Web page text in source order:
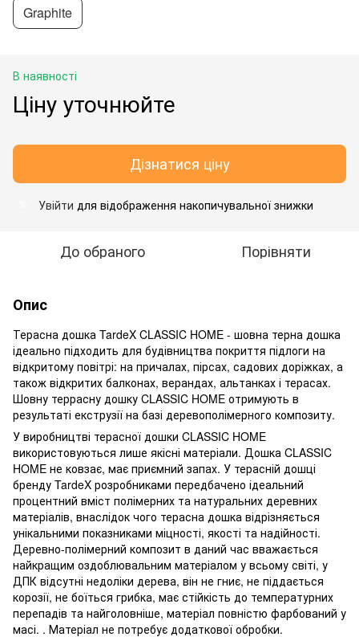
Graphite
В наявності
Ціну уточнюйте
Дізнатися ціну
Увійти для відображення накопичувальної знижки
До обраного Порівняти
Опис
Терасна дошка TardeX CLASSIC HOME - шовна терна дошка
ідеально підходить для будівництва покриття підлоги на
відкритому повітрі: на причалах, пірсах, садових доріжках, а
також відкритих балконах, верандах, альтанках і терасах.
Шовну террасну дошку CLASSIC HOME отримують в
результаті екструзії на базі деревополімерного композиту.
У виробництві терасної дошки CLASSIC HOME
використовуються лише якісні матеріали. Дошка CLASSIC
HOME не ковзає, має приємний запах. У терасній дошці
бренду TardeX розробниками передбачено ідеальний
процентний вміст полімерних та натуральних деревних
матеріалів, внаслідок чого терасна дошка відрізняється
унікальними показниками міцності, якості та надійності.
Деревно-полімерний композит в даний час вважається
найкращим оздоблювальним матеріалом у всьому світі, у
ДПК відсутні недоліки дерева, він не гниє, не піддається
корозії, не боїться грибка, має стійкість до температурних
перепадів та найголовніше, матеріал повністю фарбований у
масі. . Матеріал не потребує додаткової обробки.